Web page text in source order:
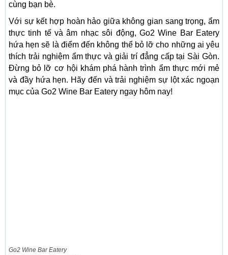
cùng bạn bè.
Với sự kết hợp hoàn hảo giữa không gian sang trọng, ẩm
thực tinh tế và âm nhạc sôi động, Go2 Wine Bar Eatery
hứa hẹn sẽ là điểm đến không thể bỏ lỡ cho những ai yêu
thích trải nghiệm ẩm thực và giải trí đẳng cấp tại Sài Gòn.
Đừng bỏ lỡ cơ hội khám phá hành trình ẩm thực mới mẻ
và đầy hứa hẹn. Hãy đến và trải nghiệm sự lột xác ngoạn
mục của Go2 Wine Bar Eatery ngay hôm nay!
Go2 Wine Bar Eatery